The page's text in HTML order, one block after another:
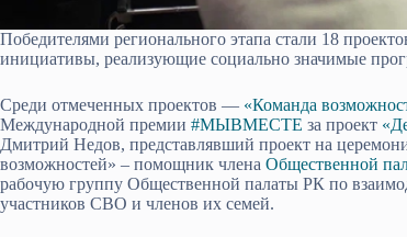
Победителями регионального этапа стали 18
инициативы, реализующие социально значимые
Среди отмеченных проектов — «Команда
Международной премии #МЫВМЕСТЕ за проект
Дмитрий Недов, представлявший проект на
возможностей» – помощник члена Общественной
рабочую группу Общественной палаты РК по
участников СВО и членов их семей.